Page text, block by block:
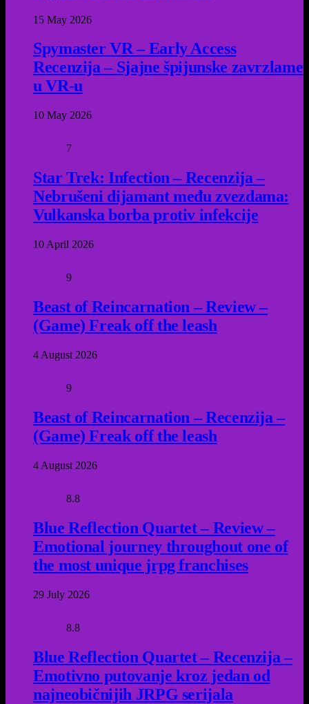
15 May 2026
Spymaster VR – Early Access
Recenzija – Sjajne špijunske zavrzlame
u VR-u
10 May 2026
7
Star Trek: Infection – Recenzija –
Nebrušeni dijamant među zvezdama:
Vulkanska borba protiv infekcije
10 April 2026
9
Beast of Reincarnation – Review –
(Game) Freak off the leash
4 August 2026
9
Beast of Reincarnation – Recenzija –
(Game) Freak off the leash
4 August 2026
8.8
Blue Reflection Quartet – Review –
Emotional journey throughout one of
the most unique jrpg franchises
29 July 2026
8.8
Blue Reflection Quartet – Recenzija –
Emotivno putovanje kroz jedan od
najneobičnijih JRPG serijala